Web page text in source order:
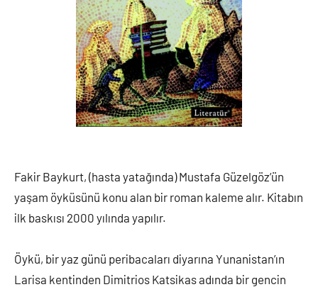
Fakir Baykurt, (hasta yatağında) Mustafa Güzelgöz’ün
yaşam öyküsünü konu alan bir roman kaleme alır. Kitabın
ilk baskısı 2000 yılında yapılır.
Öykü, bir yaz günü peribacaları diyarına Yunanistan’ın
Larisa kentinden Dimitrios Katsikas adında bir gencin